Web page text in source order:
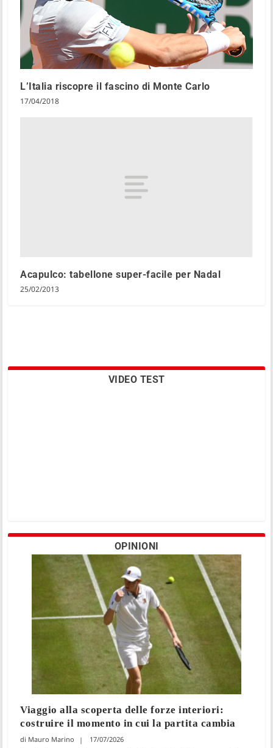
L’Italia riscopre il fascino di Monte Carlo
17/04/2018
Acapulco: tabellone super-facile per Nadal
25/02/2013
VIDEO TEST
OPINIONI
Viaggio alla scoperta delle forze interiori:
costruire il momento in cui la partita cambia
Mauro Marino 17/07/2026